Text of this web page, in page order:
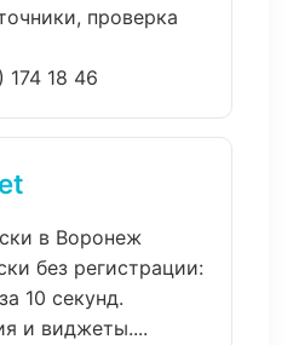
проверка
174 18 46
в Воронеж
без регистрации:
10 секунд.
и виджеты....